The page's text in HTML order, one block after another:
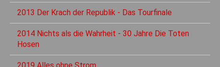
2013 Der Krach der Republik - Das Tourfinale
2014 Nichts als die Wahrheit - 30 Jahre Die Toten
Hosen